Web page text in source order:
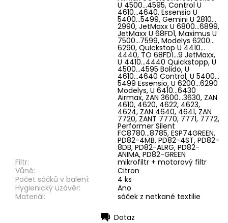
Filtr:
mikrofiltr + motorový filtr
Vůně:
Citron
Počet sáčků v balení:
4 ks
Hygienický uzávěr:
Ano
Materiál:
sáček z netkané textilie
Dotaz